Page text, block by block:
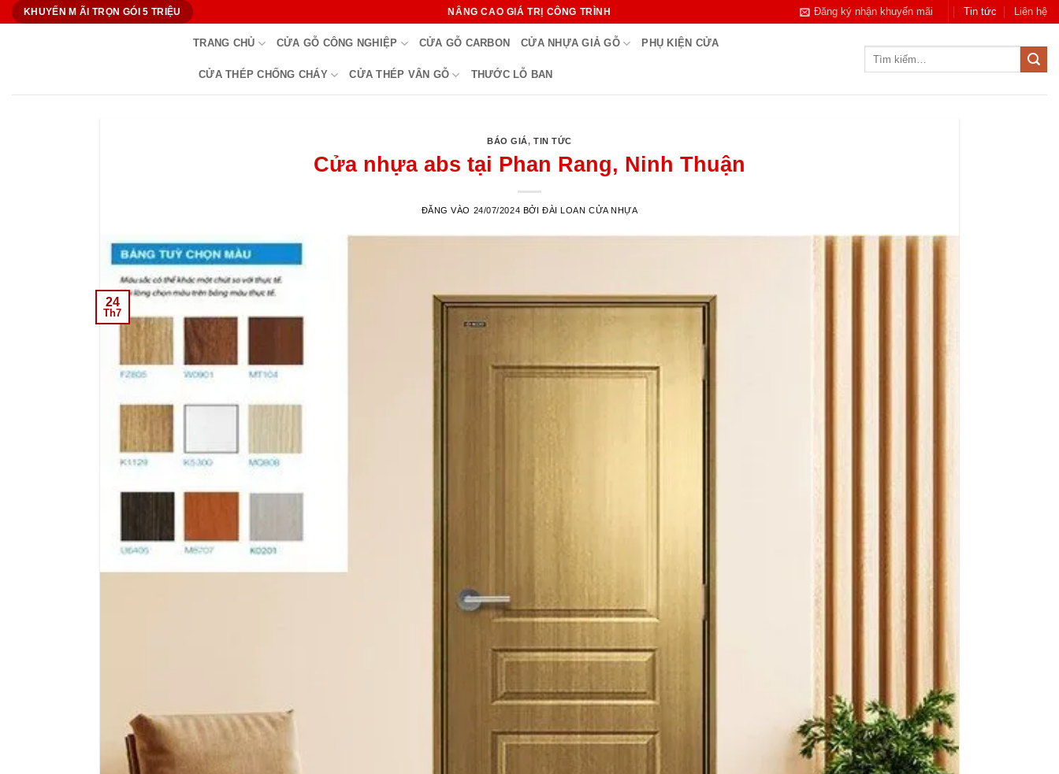
Bỏ
KHUYẾN M ÃI TRỌN GÓI 5 TRIỆU NÂNG CAO GIÁ TRỊ CÔNG TRÌNH Đăng ký nhận khuyến mãi Tin tức Liên hệ
TRANG CHỦ CỬA GỖ CÔNG NGHIỆP CỬA GỖ CARBON CỬA NHỰA GIẢ GỖ PHỤ KIỆN CỬA
CỬA THÉP CHỐNG CHÁY CỬA THÉP VÂN GỖ THƯỚC LỖ BAN
BÁO GIÁ,TIN TỨC
Cửa nhựa abs tại Phan Rang, Ninh Thuận
ĐĂNG VÀO 24/07/2024 BỞI ĐÀI LOAN CỬA NHỰA
24
Th7